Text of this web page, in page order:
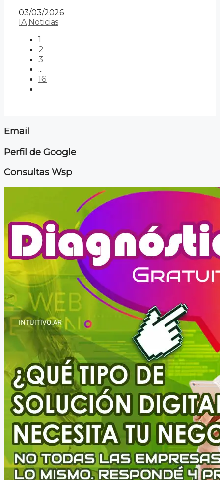
03/03/2026
IA Noticias
1
2
3
...
16
Email
Perfil de Google
Consultas Wsp